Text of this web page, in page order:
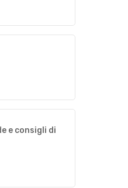
e consigli di